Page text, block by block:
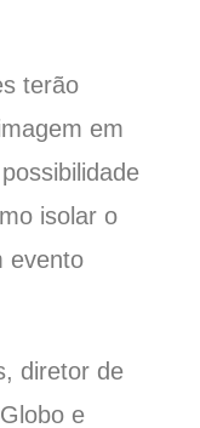
terão
em
isolar o
evento
diretor de
e